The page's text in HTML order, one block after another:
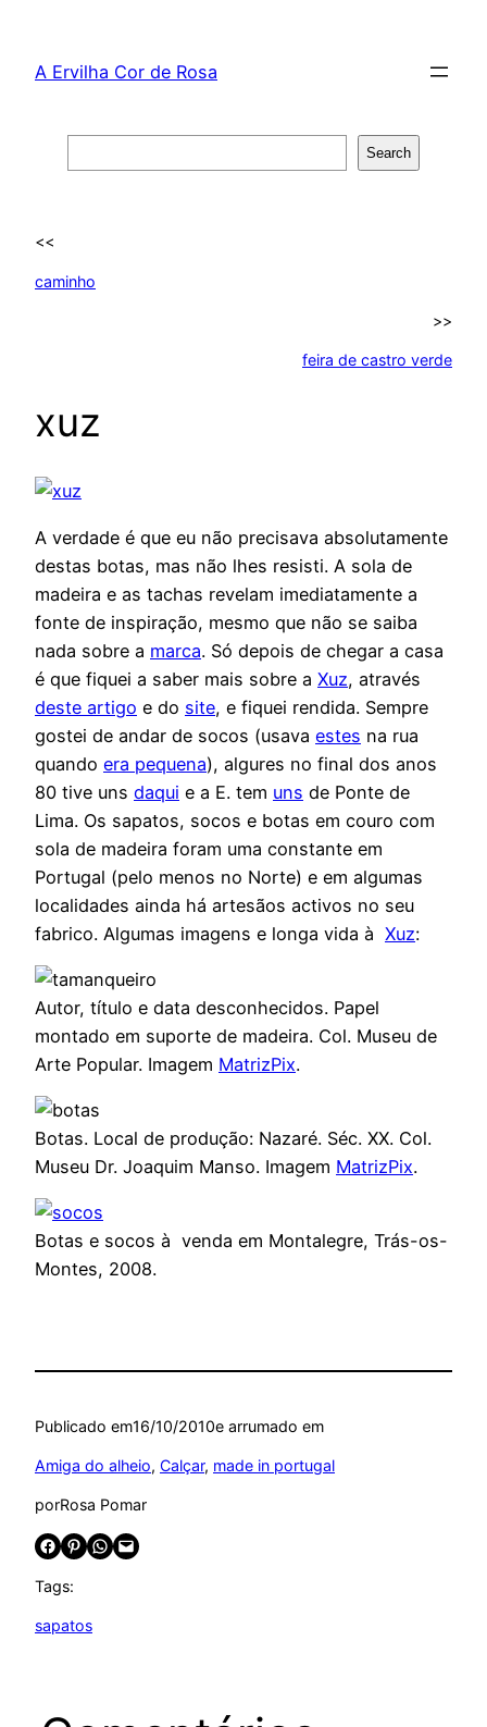
content
A Ervilha Cor de Rosa
Search
<<
caminho
>>
feira de castro verde
xuz
A verdade é que eu não precisava absolutamente
destas botas, mas não lhes resisti. A sola de
madeira e as tachas revelam imediatamente a
fonte de inspiração, mesmo que não se saiba
nada sobre a marca. Só depois de chegar a casa
é que fiquei a saber mais sobre a Xuz, através
deste artigo e do site, e fiquei rendida. Sempre
gostei de andar de socos (usava estes na rua
quando era pequena), algures no final dos anos
80 tive uns daqui e a E. tem uns de Ponte de
Lima. Os sapatos, socos e botas em couro com
sola de madeira foram uma constante em
Portugal (pelo menos no Norte) e em algumas
localidades ainda há artesãos activos no seu
fabrico. Algumas imagens e longa vida à Xuz:
Autor, título e data desconhecidos. Papel
montado em suporte de madeira. Col. Museu de
Arte Popular. Imagem MatrizPix.
Botas. Local de produção: Nazaré. Séc. XX. Col.
Museu Dr. Joaquim Manso. Imagem MatrizPix.
Botas e socos à venda em Montalegre, Trás-os-
Montes, 2008.
Publicado em16/10/2010e arrumado em
Amiga do alheio, Calçar, made in portugal
porRosa Pomar
Share on Facebook Share on Pinterest Share on WhatsApp Email this Page
Tags:
sapatos